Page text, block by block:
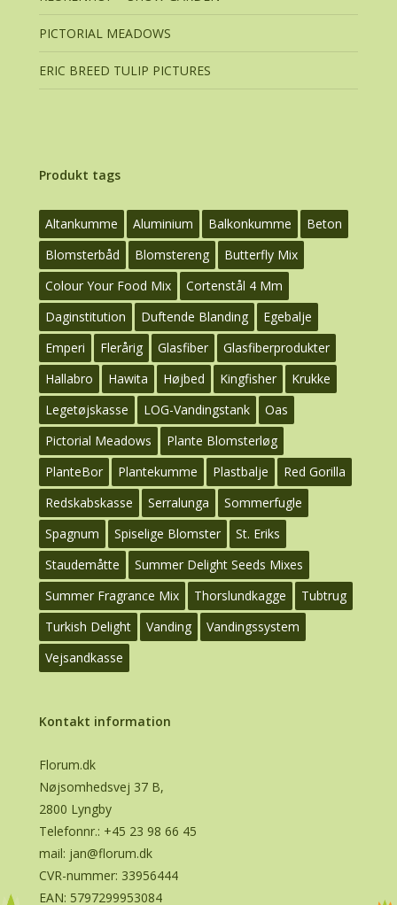
PICTORIAL MEADOWS
ERIC BREED TULIP PICTURES
Produkt tags
Altankumme Aluminium Balkonkumme
Beton
Blomsterbåd
Blomstereng
Butterfly Mix
Colour Your Food Mix
Cortenstål 4 Mm
Daginstitution
Duftende Blanding
Egebalje
Emperi
Flerårig Glasfiber
Glasfiberprodukter
Hallabro
Hawita Højbed Kingfisher
Krukke
Legetøjskasse
LOG-Vandingstank
Oas
Pictorial Meadows
Plante Blomsterløg
PlanteBor
Plantekumme Plastbalje
Red Gorilla
Redskabskasse
Serralunga
Sommerfugle
Spagnum
Spiselige Blomster
St. Eriks
Staudemåtte
Summer Delight Seeds Mixes
Summer Fragrance Mix
Thorslundkagge
Tubtrug
Turkish Delight
Vanding
Vandingssystem
Vejsandkasse
Kontakt information
Florum.dk
Nøjsomhedsvej 37 B,
2800 Lyngby
Telefonnr.: +45 23 98 66 45
mail: jan@florum.dk
CVR-nummer: 33956444
EAN: 5797299953084